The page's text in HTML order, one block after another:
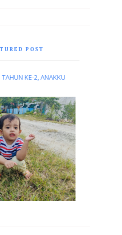
POST
KE-2, ANAKKU